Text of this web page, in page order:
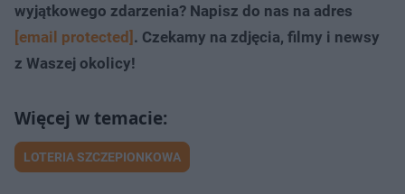
wyjątkowego zdarzenia? Napisz do nas na adres
[email protected] . Czekamy na zdjęcia, filmy i newsy
z Waszej okolicy!
LOTERIA SZCZEPIONKOWA